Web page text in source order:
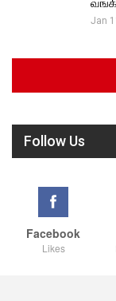
Jan
Follow Us
Facebook
Likes